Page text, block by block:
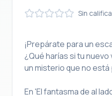
Sin
¡Prepárate para un
¿Qué harías si tu
un misterio que no
En 'El fantasma de al